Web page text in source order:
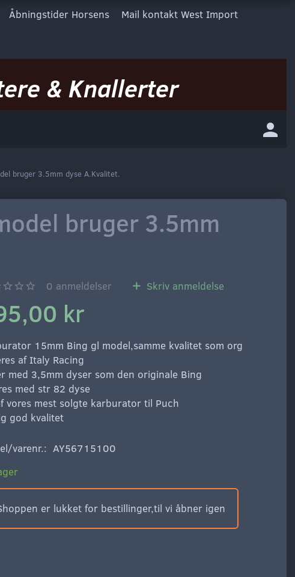
Åbningstider Horsens Mail kontakt West Import
& Knallerter
bruger 3.5mm dyse A.Kvalitet.
bruger 3.5mm
0 anmeldelser Skriv anmeldelse
kr
15mm Bing gl model,samme kvalitet som org
af Italy Racing
med 3,5mm dyser som den originale Bing
med str 82 dyse
vores mest solgte karburator til Puch
god kvalitet
varenr.: AY56715100
er lukket for bestillinger,til vi åbner igen